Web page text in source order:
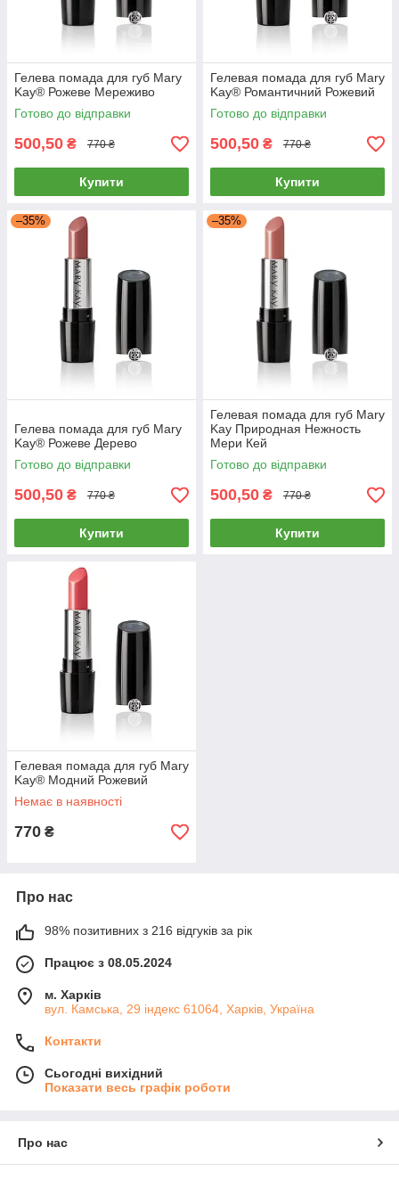
Гелева помада для губ Mary
Kay® Рожеве Мереживо
Готово до відправки
500,50 ₴ 770 ₴
Купити
Гелевая помада для губ Mary
Kay® Романтичний Рожевий
Готово до відправки
500,50 ₴ 770 ₴
Купити
–35%
Гелева помада для губ Mary
Kay® Рожеве Дерево
Готово до відправки
500,50 ₴ 770 ₴
Купити
–35%
Гелевая помада для губ Mary
Kay Природная Нежность
Мери Кей
Готово до відправки
500,50 ₴ 770 ₴
Купити
Гелевая помада для губ Mary
Kay® Модний Рожевий
Немає в наявності
770 ₴
Про нас
98% позитивних з 216 відгуків за рік
Працює з 08.05.2024
м. Харків
вул. Камська, 29 індекс 61064, Харків, Україна
Контакти
Сьогодні вихідний
Показати весь графік роботи
Про нас